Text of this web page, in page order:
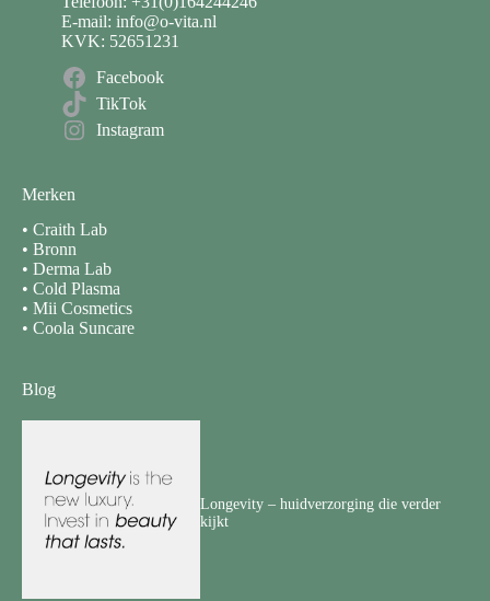
E-mail: info@o-vita.nl
KVK: 52651231
Facebook
TikTok
Instagram
Merken
• Craith Lab
• Bronn
• Derma Lab
• Cold Plasma
• Mii Cosmetics
• Coola Suncare
Blog
Longevity – huidverzorging die verder
kijkt